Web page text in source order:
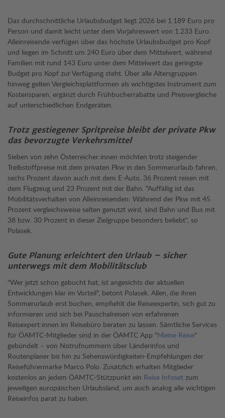
Das durchschnittliche Urlaubsbudget liegt 2026 bei 1.189 Euro pro
Person und damit leicht unter dem Vorjahreswert von 1.233 Euro.
Alleinreisende verfügen über das höchste Urlaubsbudget pro Kopf
und liegen im Schnitt um 240 Euro über dem Mittelwert, während
Familien mit rund 143 Euro unter dem Mittelwert das geringste
Budget pro Kopf zur Verfügung steht. Über alle Altersgruppen
hinweg gelten Vergleichsplattformen als wichtigstes Instrument zum
Kostensparen, ergänzt durch Frühbucherrabatte und Preisvergleiche
auf unterschiedlichen Endgeräten.
Trotz gestiegener Spritpreise bleibt der private Pkw
das bevorzugte Verkehrsmittel
Sieben von zehn Österreicher:innen möchten trotz steigender
Treibstoffpreise mit dem privaten Pkw in den Sommerurlaub fahren,
sechs Prozent davon auch mit dem E-Auto. 36 Prozent reisen mit
dem Flugzeug und 23 Prozent mit der Bahn. "Auffällig ist das
Mobilitätsverhalten von Alleinreisenden: Während der Pkw mit 45
Prozent vergleichsweise selten genutzt wird, sind Bahn und Bus mit
38 bzw. 30 Prozent in dieser Zielgruppe besonders beliebt", so
Polasek.
Gute Planung erleichtert den Urlaub – sicher
unterwegs mit dem Mobilitätsclub
"Wer jetzt schon gebucht hat, ist angesichts der aktuellen
Entwicklungen klar im Vorteil", betont Polasek. Allen, die ihren
Sommerurlaub erst buchen, empfiehlt die Reiseexpertin, sich gut zu
informieren und sich bei Pauschalreisen von erfahrenen
Reisexpert:innen im Reisebüro beraten zu lassen. Sämtliche Services
für ÖAMTC-Mitglieder sind in der ÖAMTC App "Meine Reise"
gebündelt – von Notrufnummern über Länderinfos und
Routenplaner bis hin zu Sehenswürdigkeiten-Empfehlungen der
Reiseführermarke Marco Polo. Zusätzlich erhalten Mitglieder
kostenlos an jedem ÖAMTC-Stützpunkt ein Reise Infoset zum
jeweiligen europäischen Urlaubsland, um auch analog alle wichtigen
Reiseinfos parat zu haben.